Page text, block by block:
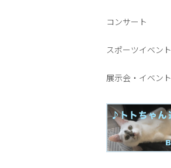
コンサート
スポーツイベント
展示会・イベント